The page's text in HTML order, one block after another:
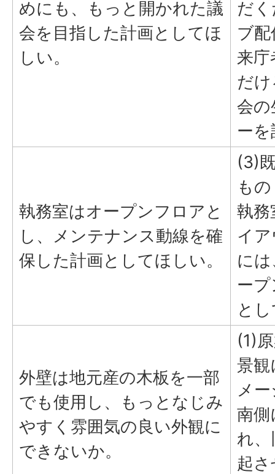
めにも、もっと開かれた議
会を目指した計画としてほ
しい。
だ
ブ
来
だ
会
ー
執務室はオープンフロアと
し、メンテナンス動線を確
保した計画としてほしい。
(3)
もの
執
イ
に
ー
と
外壁は地元産の木板を一部
でも使用し、もっとなじみ
やすく雰囲気の良い外観に
できないか。
(1)
景観
メ
南側
れ
起